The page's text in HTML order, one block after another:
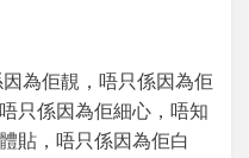
為佢靚，唔只係因為佢
只係因為佢細心，唔知
貼，唔只係因為佢白